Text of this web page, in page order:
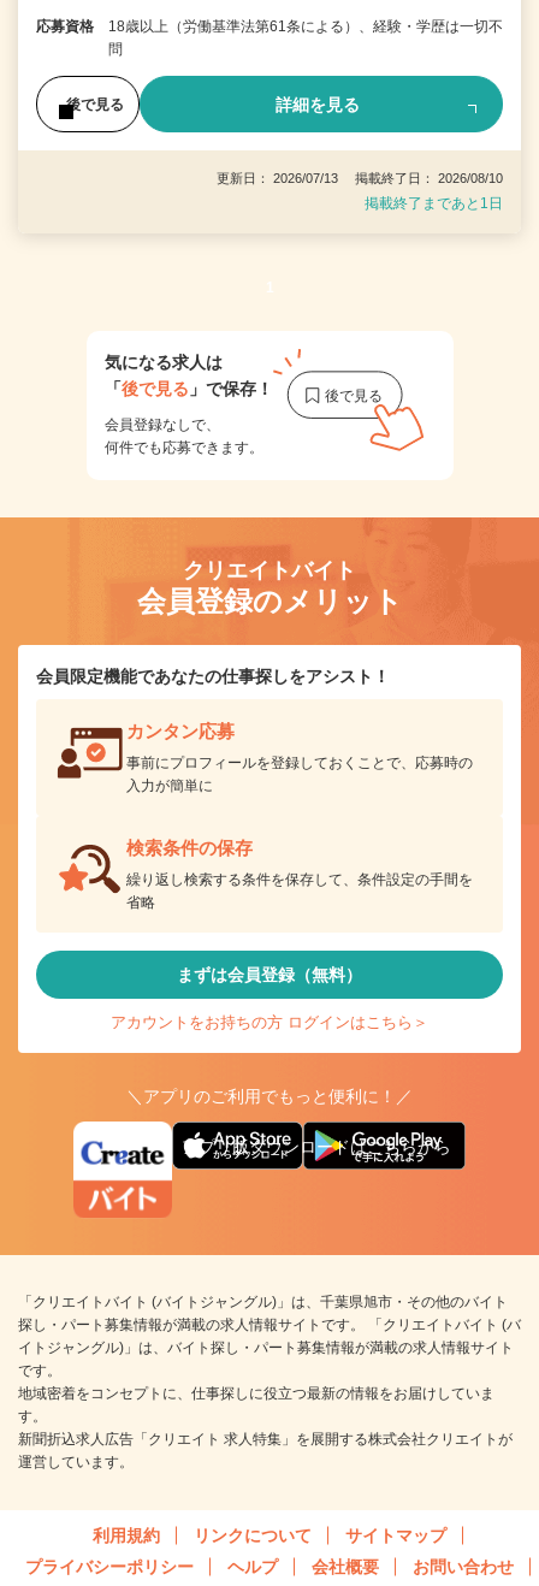
応募資格
18歳以上（労働基準法第61条による）、経験・学歴は一切不
問
後で見る 詳細を見る
更新日： 2026/07/13 掲載終了日： 2026/08/10
掲載終了まであと1日
1
気になる求人は
「後で見る 」で保存！
会員登録なしで、
何件でも応募できます。
クリエイトバイト
会員登録のメリット
会員限定機能であなたの仕事探しをアシスト！
カンタン応募
事前にプロフィールを登録しておくことで、応募時の
入力が簡単に
検索条件の保存
繰り返し検索する条件を保存して、条件設定の手間を
省略
まずは会員登録（無料）
アカウントをお持ちの方 ログインはこちら＞
＼アプリのご利用でもっと便利に！／
アプリ版ダウンロードはこちらから
「クリエイトバイト (バイトジャングル)」は、千葉県旭市・その他のバイト
探し・パート募集情報が満載の求人情報サイトです。 「クリエイトバイト (バ
イトジャングル)」は、バイト探し・パート募集情報が満載の求人情報サイト
です。
地域密着をコンセプトに、仕事探しに役立つ最新の情報をお届けしていま
す。
新聞折込求人広告「クリエイト 求人特集」を展開する株式会社クリエイトが
運営しています。
利用規約 リンクについて
サイトマップ
プライバシーポリシー
ヘルプ 会社概要 お問い合わせ